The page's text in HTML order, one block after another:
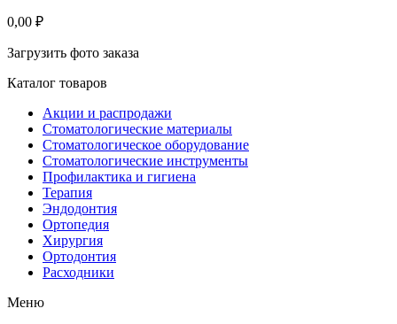
0,00 ₽
Загрузить фото заказа
Каталог товаров
Акции и распродажи
Стоматологические материалы
Стоматологическое оборудование
Стоматологические инструменты
Профилактика и гигиена
Терапия
Эндодонтия
Ортопедия
Хирургия
Ортодонтия
Расходники
Меню